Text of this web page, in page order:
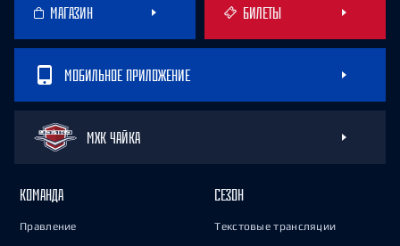
МАГАЗИН БИЛЕТЫ
МОБИЛЬНОЕ ПРИЛОЖЕНИЕ
МХК ЧАЙКА
КОМАНДА
Правление
СЕЗОН
Текстовые трансляции